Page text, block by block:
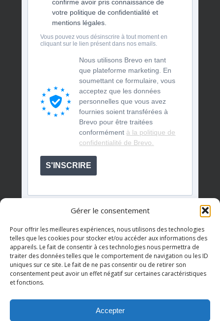
Gérer le consentement
Pour offrir les meilleures expériences, nous utilisons des technologies
telles que les cookies pour stocker et/ou accéder aux informations des
appareils. Le fait de consentir à ces technologies nous permettra de
traiter des données telles que le comportement de navigation ou les ID
uniques sur ce site. Le fait de ne pas consentir ou de retirer son
consentement peut avoir un effet négatif sur certaines caractéristiques
et fonctions.
Accepter
confirme avoir pris connaissance de
votre politique de confidentialité et
mentions légales.
Vous pouvez vous désinscrire à tout moment en
cliquant sur le lien présent dans nos emails.
Nous utilisons Brevo en tant
que plateforme marketing. En
soumettant ce formulaire, vous
acceptez que les données
personnelles que vous avez
fournies soient transférées à
Brevo pour être traitées
conformément à la politique de
confidentialité de Brevo.
S'INSCRIRE
Événements à venir
Il n’y a pas d’évènements à venir.